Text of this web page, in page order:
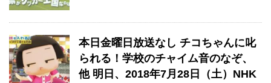
本日金曜日放送なし チコちゃんに叱
られる！学校のチャイム音のなぞ、
他 ​明日、2018年7月28日（土）NHK